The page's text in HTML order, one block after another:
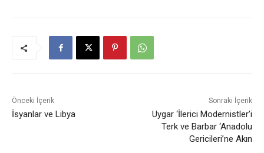
Önceki İçerik
İsyanlar ve Libya
Sonraki İçerik
Uygar ‘İlerici Modernistler’i
Terk ve Barbar ‘Anadolu
Gericileri’ne Akın